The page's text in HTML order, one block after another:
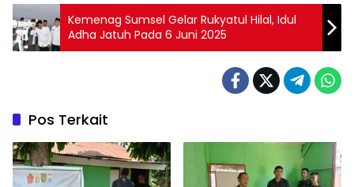
Kemenag Sumsel Gelar Rukyatul Hilal, Idul
Adha Jatuh Pada 6 Juni 2025
Pos Terkait